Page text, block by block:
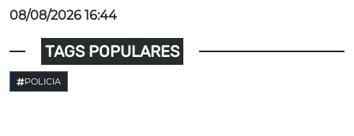
08/08/2026 16:44
TAGS POPULARES
POLICIA